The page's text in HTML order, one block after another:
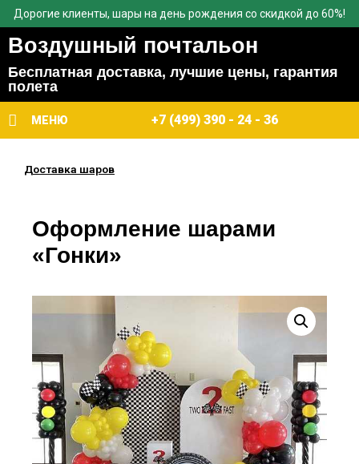
Дорогие клиенты, шары на день рождения со скидкой до 60%!
Воздушный почтальон
Бесплатная доставка, лучшие цены, гарантия
полета
МЕНЮ +7 (499) 390 - 24 - 36
Доставка шаров
Оформление шарами
«Гонки»